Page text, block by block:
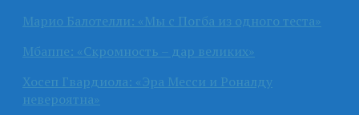
Марио Балотелли: «Мы с Погба из одного теста»
Мбаппе: «Скромность – дар великих»
Хосеп Гвардиола: «Эра Месси и Роналду
невероятна»